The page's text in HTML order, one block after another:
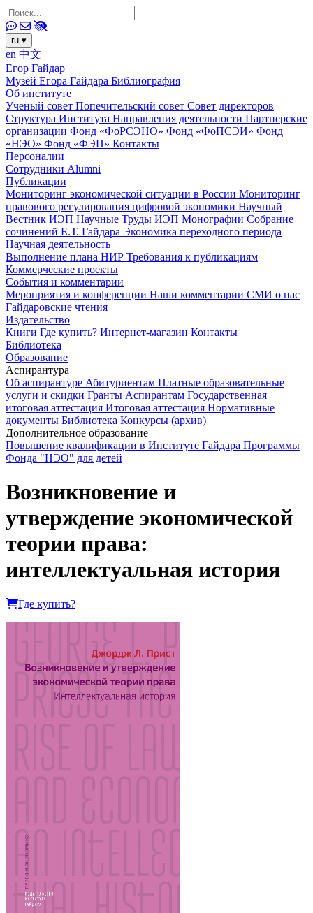
ru ▾
en 中文
Егор Гайдар
Музей Егора Гайдара Библиография
Об институте
Ученый совет Попечительский совет Совет директоров
Структура Института Направления деятельности Партнерские
организации Фонд «ФоРСЭНО» Фонд «ФоПСЭИ» Фонд
«НЭО» Фонд «ФЭП» Контакты
Персоналии
Сотрудники Alumni
Публикации
Мониторинг экономической ситуации в России Мониторинг
правового регулирования цифровой экономики Научный
Вестник ИЭП Научные Труды ИЭП Монографии Собрание
сочинений Е.Т. Гайдара Экономика переходного периода
Научная деятельность
Выполнение плана НИР Требования к публикациям
Коммерческие проекты
События и комментарии
Мероприятия и конференции Наши комментарии СМИ о нас
Гайдаровские чтения
Издательство
Книги Где купить? Интернет-магазин Контакты
Библиотека
Образование
Аспирантура
Об аспирантуре Абитуриентам Платные образовательные
услуги и скидки Гранты Аспирантам Государственная
итоговая аттестация Итоговая аттестация Нормативные
документы Библиотека Конкурсы (архив)
Дополнительное образование
Повышение квалификации в Институте Гайдара Программы
Фонда "НЭО" для детей
Возникновение и
утверждение экономической
теории права:
интеллектуальная история
Где купить?